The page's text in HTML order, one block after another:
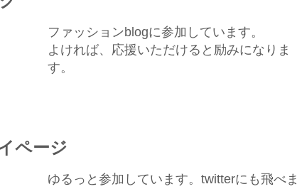
ファッションblogに参加しています。
よければ、応援いただけると励みになりま
す。
ページ
ゆるっと参加しています。twitterにも飛べま